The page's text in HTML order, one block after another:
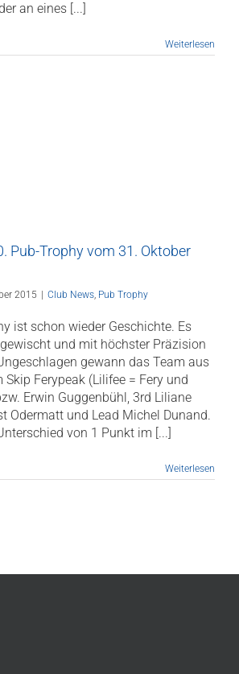
an ei­nes [...]
Weiterlesen
Pub-Trophy vom 31. Oktober
2015 Club News, Pub Trophy
ist schon wieder Geschichte. Es
und mit höchster Präzision
gewann das Team aus
Ferypeak (Lilifee = Fery und
Erwin Guggenbühl, 3rd Liliane
Odermatt und Lead Michel Dunand.
von 1 Punkt im [...]
Weiterlesen